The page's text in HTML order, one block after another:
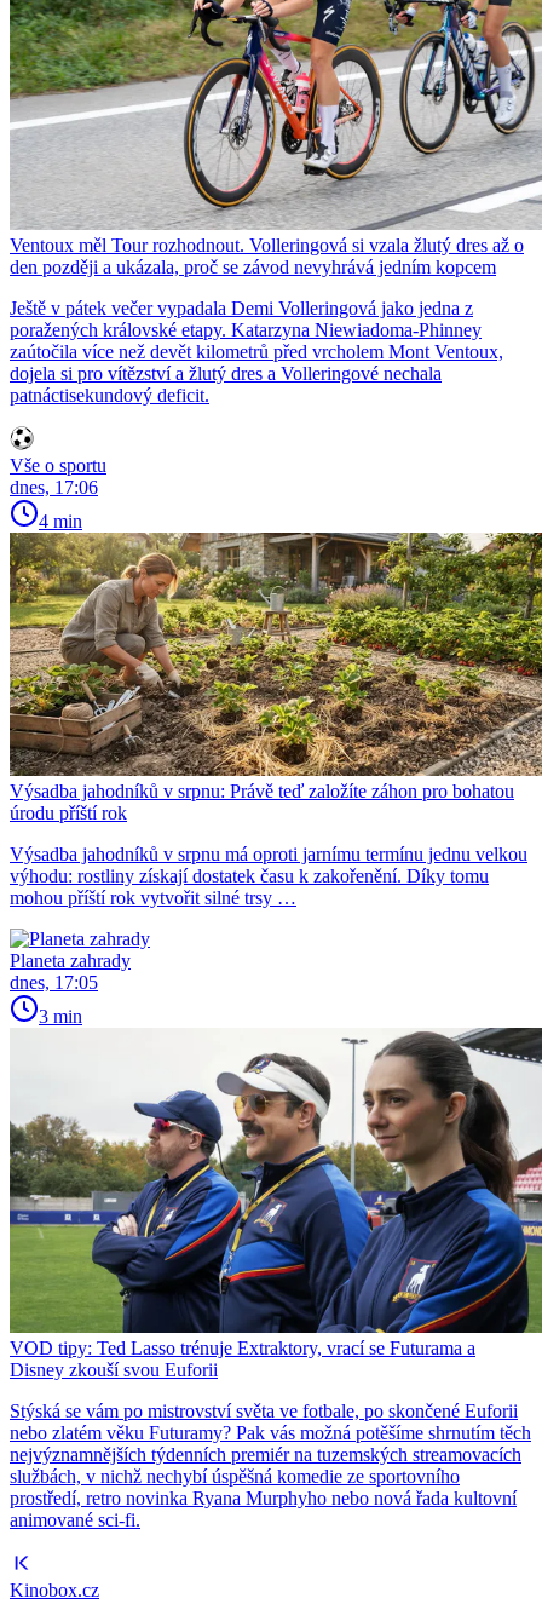
Ventoux měl Tour rozhodnout. Volleringová si vzala žlutý dres až o
den později a ukázala, proč se závod nevyhrává jedním kopcem
Ještě v pátek večer vypadala Demi Volleringová jako jedna z
poražených královské etapy. Katarzyna Niewiadoma-Phinney
zaútočila více než devět kilometrů před vrcholem Mont Ventoux,
dojela si pro vítězství a žlutý dres a Volleringové nechala
patnáctisekundový deficit.
Vše o sportu
dnes, 17:06
4 min
Výsadba jahodníků v srpnu: Právě teď založíte záhon pro bohatou
úrodu příští rok
Výsadba jahodníků v srpnu má oproti jarnímu termínu jednu velkou
výhodu: rostliny získají dostatek času k zakořenění. Díky tomu
mohou příští rok vytvořit silné trsy …
Planeta zahrady
dnes, 17:05
3 min
VOD tipy: Ted Lasso trénuje Extraktory, vrací se Futurama a
Disney zkouší svou Euforii
Stýská se vám po mistrovství světa ve fotbale, po skončené Euforii
nebo zlatém věku Futuramy? Pak vás možná potěšíme shrnutím těch
nejvýznamnějších týdenních premiér na tuzemských streamovacích
službách, v nichž nechybí úspěšná komedie ze sportovního
prostředí, retro novinka Ryana Murphyho nebo nová řada kultovní
animované sci-fi.
Kinobox.cz